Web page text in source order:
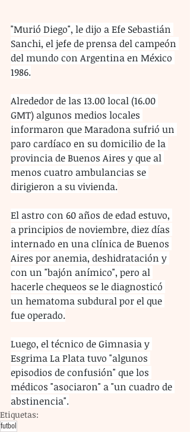
"Murió Diego", le dijo a Efe Sebastián
Sanchi, el jefe de prensa del campeón
del mundo con Argentina en México
1986.
Alrededor de las 13.00 local (16.00
GMT) algunos medios locales
informaron que Maradona sufrió un
paro cardíaco en su domicilio de la
provincia de Buenos Aires y que al
menos cuatro ambulancias se
dirigieron a su vivienda.
El astro con 60 años de edad estuvo,
a principios de noviembre, diez días
internado en una clínica de Buenos
Aires por anemia, deshidratación y
con un "bajón anímico", pero al
hacerle chequeos se le diagnosticó
un hematoma subdural por el que
fue operado.
Luego, el técnico de Gimnasia y
Esgrima La Plata tuvo "algunos
episodios de confusión" que los
médicos "asociaron" a "un cuadro de
abstinencia".
Etiquetas:
futbol